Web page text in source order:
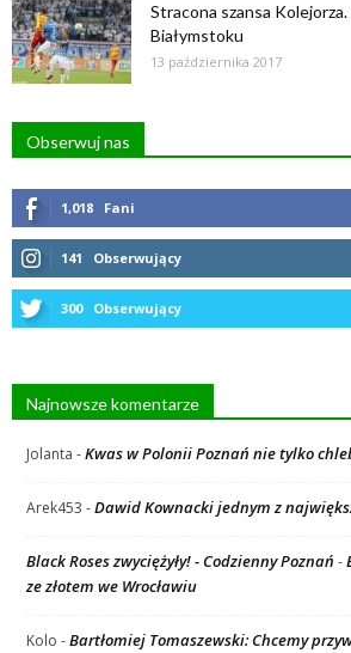
Stracona szansa
Białymstoku
13 października 2017
Obserwuj nas
1,018 Fani
141 Obserwujący
300 Obserwujący
Najnowsze komentarze
Jolanta -Kwas w Polonii Poznań nie tylko
Arek453 -Dawid Kownacki jednym z
Black Roses zwyciężyły! - Codzienny Poznań -
ze złotem we Wrocławiu
Kolo -Bartłomiej Tomaszewski: Chcemy